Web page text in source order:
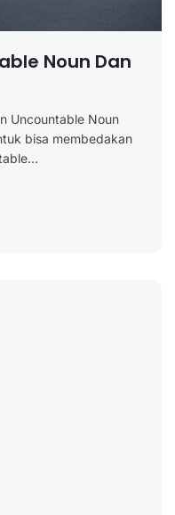
Noun Dan
Uncountable Noun
bisa membedakan